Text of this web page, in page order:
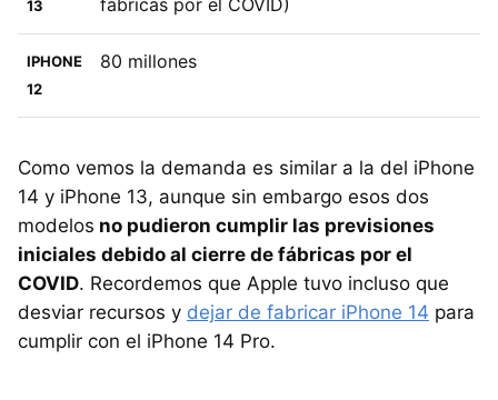
13
fábricas por el COVID)
IPHONE
12
80 millones
Como vemos la demanda es similar a la del iPhone
14 y iPhone 13, aunque sin embargo esos dos
modelos no pudieron cumplir las previsiones
iniciales debido al cierre de fábricas por el
COVID. Recordemos que Apple tuvo incluso que
desviar recursos y dejar de fabricar iPhone 14 para
cumplir con el iPhone 14 Pro.